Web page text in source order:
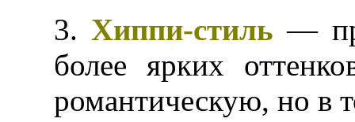
3.Хиппи-стиль —
более ярких
романтическую, но в